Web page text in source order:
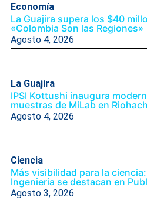
Economía
La Guajira supera los $40
«Colombia Son las Regiones»
Agosto 4, 2026
La Guajira
IPSI Kottushi inaugura
muestras de MiLab en
Agosto 4, 2026
Ciencia
Más visibilidad para la
Ingeniería se destacan en
Agosto 3, 2026